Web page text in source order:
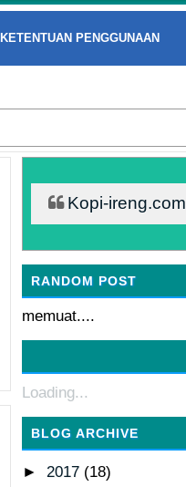
KETENTUAN PENGGUNAAN
Kopi-ireng.com
RANDOM POST
memuat....
Loading...
BLOG ARCHIVE
► 2017 (18)